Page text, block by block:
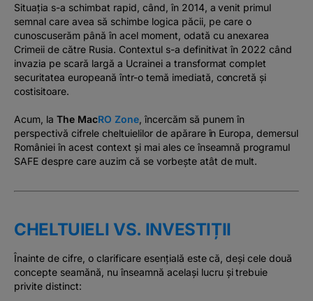
Situația s-a schimbat rapid, când, în 2014, a venit primul
semnal care avea să schimbe logica păcii, pe care o
cunoscuserăm până în acel moment, odată cu anexarea
Crimeii de către Rusia. Contextul s-a definitivat în 2022 când
invazia pe scară largă a Ucrainei a transformat complet
securitatea europeană într-o temă imediată, concretă și
costisitoare.
Acum, la The MacRO Zone, încercăm să punem în
perspectivă cifrele cheltuielilor de apărare în Europa, demersul
României în acest context și mai ales ce înseamnă programul
SAFE despre care auzim că se vorbește atât de mult.
CHELTUIELI VS. INVESTIȚII
Înainte de cifre, o clarificare esențială este că, deși cele două
concepte seamănă, nu înseamnă același lucru și trebuie
privite distinct: